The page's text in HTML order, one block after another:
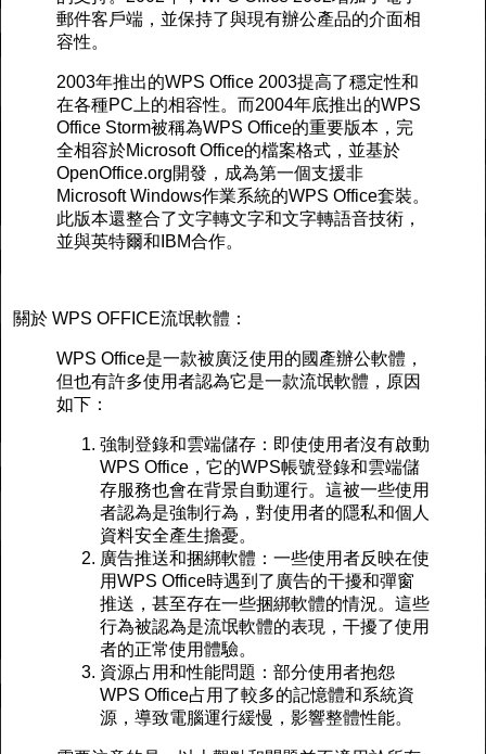
郵件客戶端，並保持了與現有辦公產品的介面相
容性。
2003年推出的WPS Office 2003提高了穩定性和
在各種PC上的相容性。而2004年底推出的WPS
Office Storm被稱為WPS Office的重要版本，完
全相容於Microsoft Office的檔案格式，並基於
OpenOffice.org開發，成為第一個支援非
Microsoft Windows作業系統的WPS Office套裝。
此版本還整合了文字轉文字和文字轉語音技術，
並與英特爾和IBM合作。
關於 WPS OFFICE流氓軟體：
WPS Office是一款被廣泛使用的國產辦公軟體，
但也有許多使用者認為它是一款流氓軟體，原因
如下：
強制登錄和雲端儲存：即使使用者沒有啟動
WPS Office，它的WPS帳號登錄和雲端儲
存服務也會在背景自動運行。這被一些使用
者認為是強制行為，對使用者的隱私和個人
資料安全產生擔憂。
廣告推送和捆綁軟體：一些使用者反映在使
用WPS Office時遇到了廣告的干擾和彈窗
推送，甚至存在一些捆綁軟體的情況。這些
行為被認為是流氓軟體的表現，干擾了使用
者的正常使用體驗。
資源占用和性能問題：部分使用者抱怨
WPS Office占用了較多的記憶體和系統資
源，導致電腦運行緩慢，影響整體性能。